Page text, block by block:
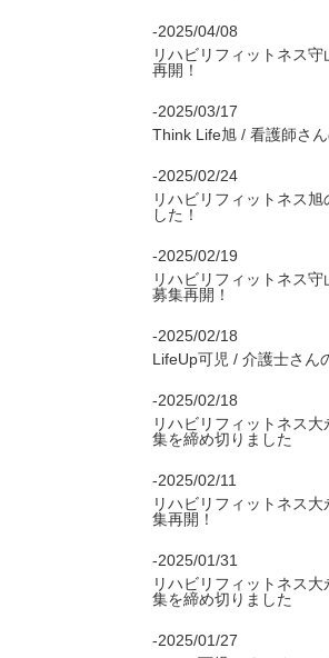
-2025/04/08
リハビリフィットネス
再開！
-2025/03/17
Think Life旭 / 看護師さん
-2025/02/24
リハビリフィットネス
した！
-2025/02/19
リハビリフィットネス
募集再開！
-2025/02/18
LifeUp可児 / 介護士さん
-2025/02/18
リハビリフィットネス
集を締め切りました
-2025/02/11
リハビリフィットネス
集再開！
-2025/01/31
リハビリフィットネス
集を締め切りました
-2025/01/27